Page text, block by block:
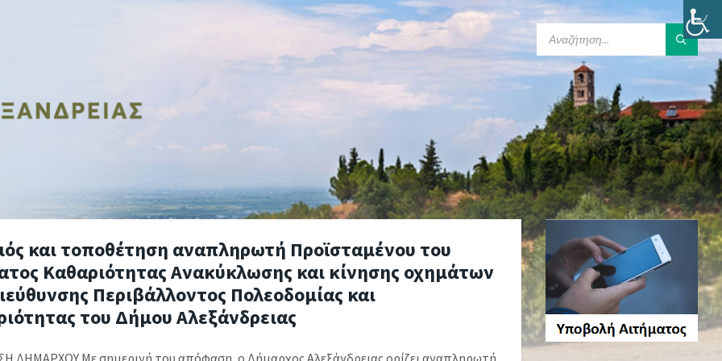
και τοποθέτηση αναπληρωτή Προϊσταμένου του
Καθαριότητας Ανακύκλωσης και κίνησης οχημάτων
Περιβάλλοντος Πολεοδομίας και
του Δήμου Αλεξάνδρειας